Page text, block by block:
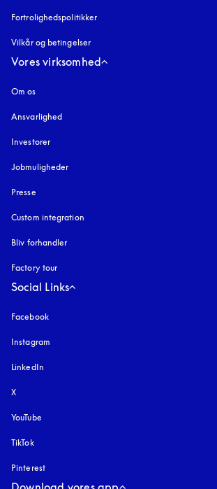
Fortrolighedspolitikker
Vilkår og betingelser
Vores virksomhed
Om os
Ansvarlighed
Investorer
Jobmuligheder
Presse
Custom integration
Bliv forhandler
Factory tour
Social Links
Facebook
Instagram
LinkedIn
X
YouTube
TikTok
Pinterest